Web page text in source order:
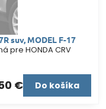
suv, MODEL F-17
pre HONDA CRV
€ Do košíka